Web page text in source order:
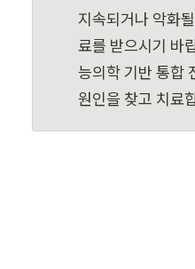
지속되거나 악화
료를 받으시기 바
능의학 기반 통합
원인을 찾고 치료